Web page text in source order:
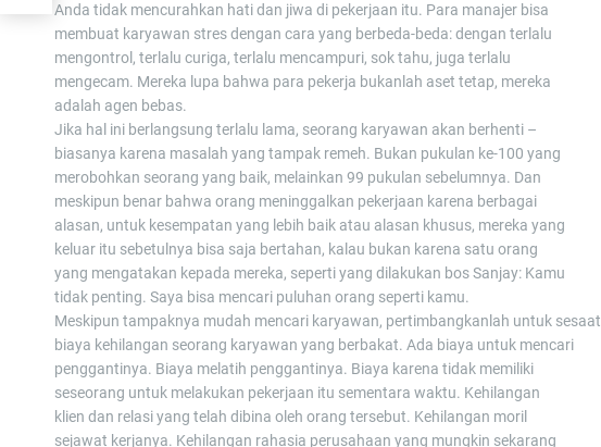
Anda tidak mencurahkan hati dan jiwa di pekerjaan itu. Para manajer bisa
membuat karyawan stres dengan cara yang berbeda-beda: dengan terlalu
mengontrol, terlalu curiga, terlalu mencampuri, sok tahu, juga terlalu
mengecam. Mereka lupa bahwa para pekerja bukanlah aset tetap, mereka
adalah agen bebas.
Jika hal ini berlangsung terlalu lama, seorang karyawan akan berhenti –
biasanya karena masalah yang tampak remeh. Bukan pukulan ke-100 yang
merobohkan seorang yang baik, melainkan 99 pukulan sebelumnya. Dan
meskipun benar bahwa orang meninggalkan pekerjaan karena berbagai
alasan, untuk kesempatan yang lebih baik atau alasan khusus, mereka yang
keluar itu sebetulnya bisa saja bertahan, kalau bukan karena satu orang
yang mengatakan kepada mereka, seperti yang dilakukan bos Sanjay: Kamu
tidak penting. Saya bisa mencari puluhan orang seperti kamu.
Meskipun tampaknya mudah mencari karyawan, pertimbangkanlah untuk sesaat
biaya kehilangan seorang karyawan yang berbakat. Ada biaya untuk mencari
penggantinya. Biaya melatih penggantinya. Biaya karena tidak memiliki
seseorang untuk melakukan pekerjaan itu sementara waktu. Kehilangan
klien dan relasi yang telah dibina oleh orang tersebut. Kehilangan moril
sejawat kerjanya. Kehilangan rahasia perusahaan yang mungkin sekarang